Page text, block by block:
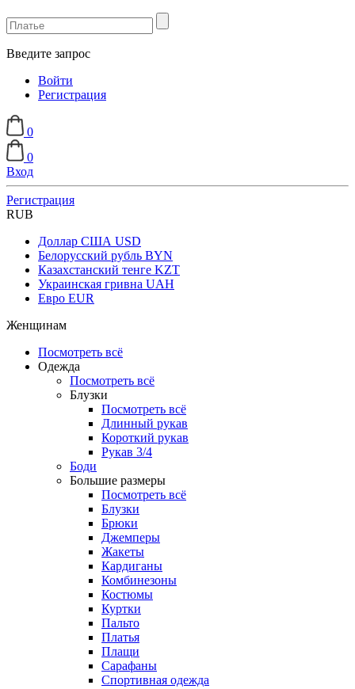
Введите запрос
Войти
Регистрация
0
0
Вход
Регистрация
RUB
Доллар США USD
Белорусский рубль BYN
Казахстанский тенге KZT
Украинская гривна UAH
Евро EUR
Женщинам
Посмотреть всё
Одежда
Посмотреть всё
Блузки
Посмотреть всё
Длинный рукав
Короткий рукав
Рукав 3/4
Боди
Большие размеры
Посмотреть всё
Блузки
Брюки
Джемперы
Жакеты
Кардиганы
Комбинезоны
Костюмы
Куртки
Пальто
Платья
Плащи
Сарафаны
Спортивная одежда